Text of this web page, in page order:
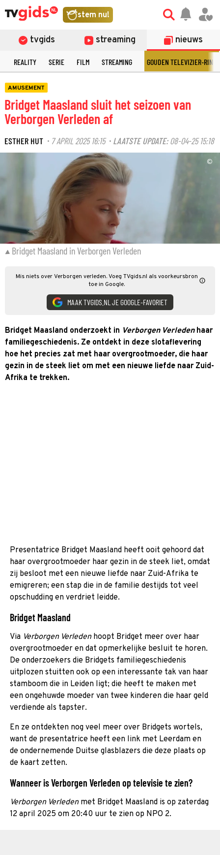
stem nu!
tvgids streaming nieuws
REALITY SERIE FILM STREAMING GOUDEN TELEVIZIER-RING
AMUSEMENT
Bridget Maasland sluit het seizoen van
Verborgen Verleden af
ESTHER HUT · 7 APRIL 2025 16:15· LAATSTE UPDATE: 08-04-25 15:18
©
Bridget Maasland in Verborgen Verleden
Mis niets over Verborgen verleden. Voeg TVgids.nl als voorkeursbron
toe in Google.
MAAK TVGIDS.NL JE GOOGLE-FAVORIET
Bridget Maasland onderzoekt in Verborgen Verledenhaar
familiegeschiedenis. Ze ontdekt in deze slotaflevering
hoe het precies zat met haar overgrootmoeder, die haar
gezin in de steek liet om met een nieuwe liefde naar Zuid-
Afrika te trekken.
Presentatrice Bridget Maasland heeft ooit gehoord dat
haar overgrootmoeder haar gezin in de steek liet, omdat
zij besloot met een nieuwe liefde naar Zuid-Afrika te
emigreren; een stap die in de familie destijds tot veel
opschudding en verdriet leidde.
Bridget Maasland
Via Verborgen Verledenhoopt Bridget meer over haar
overgrootmoeder en dat opmerkelijke besluit te horen.
De onderzoekers die Bridgets familiegeschiedenis
uitplozen stuitten ook op een interessante tak van haar
stamboom die in Leiden ligt; die heeft te maken met
een ongehuwde moeder van twee kinderen die haar geld
verdiende als tapster.
En ze ontdekten nog veel meer over Bridgets wortels,
want de presentatrice heeft een link met Leerdam en
de ondernemende Duitse glasblazers die deze plaats op
de kaart zetten.
Wanneer is Verborgen Verleden op televisie te zien?
Verborgen Verledenmet Bridget Maasland is op zaterdag
12 april 2025 om 20:40 uur te zien op NPO 2.